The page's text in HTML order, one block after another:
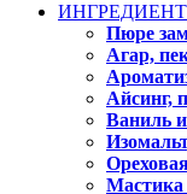
Пюре
Агар,
Айсинг,
Ваниль